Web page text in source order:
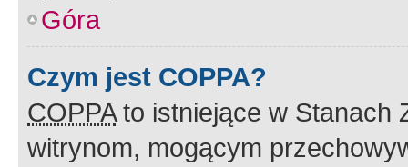
Góra
Czym jest COPPA?
COPPAto istniejące w Stanach
witrynom, mogącym